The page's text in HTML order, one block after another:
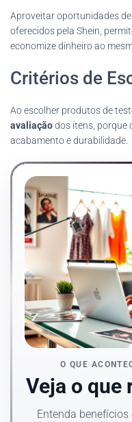
Aproveitar oportunidades
oferecidos pela Shein,
economize dinheiro ao
Critérios de
Ao escolher produtos de
avaliaçãodos itens, porque
acabamento e durabilidade.
O QUE
Veja o que
Entenda